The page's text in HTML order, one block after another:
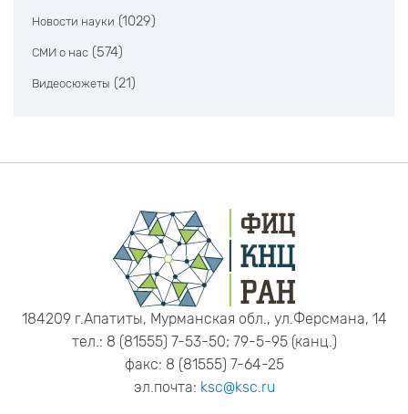
Новости науки (1029)
СМИ о нас (574)
Видеосюжеты (21)
184209 г.Апатиты, Мурманская обл., ул.Ферсмана, 14
тел.: 8 (81555) 7-53-50; 79-5-95 (канц.)
факс: 8 (81555) 7-64-25
эл.почта: ksc@ksc.ru